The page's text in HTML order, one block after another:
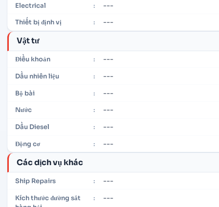
Electrical : ---
Thiết bị định vị : ---
Vật tư
Điều khoản : ---
Dầu nhiên liệu : ---
Bộ bài : ---
Nước : ---
Dầu Diesel : ---
Động cơ : ---
Các dịch vụ khác
Ship Repairs : ---
Kích thước đường sắt
: ---